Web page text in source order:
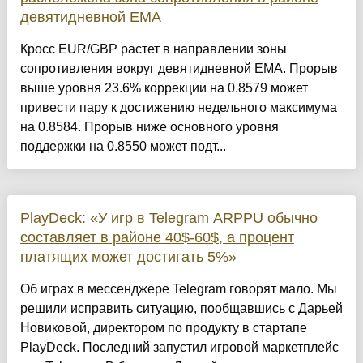
девятидневной EMA
Кросс EUR/GBP растет в направлении зоны
сопротивления вокруг девятидневной EMA. Прорыв
выше уровня 23.6% коррекции на 0.8579 может
привести пару к достижению недельного максимума
на 0.8584. Прорыв ниже основного уровня
поддержки на 0.8550 может подт...
PlayDeck: «У игр в Telegram ARPPU обычно
составляет в районе 40$-60$, а процент
платящих может достигать 5%»
Об играх в мессенджере Telegram говорят мало. Мы
решили исправить ситуацию, пообщавшись с Дарьей
Новиковой, директором по продукту в стартапе
PlayDeck. Последний запустил игровой маркетплейс